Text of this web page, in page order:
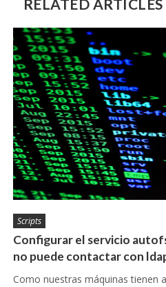
RELATED ARTICLES
Scripts
Configurar el servicio
no puede contactar con
Como nuestras máquinas tienen